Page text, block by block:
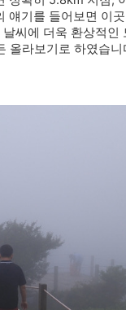
얘기를 들어보면 이
씨에 더욱 환상적인
올라보기로 하였습니